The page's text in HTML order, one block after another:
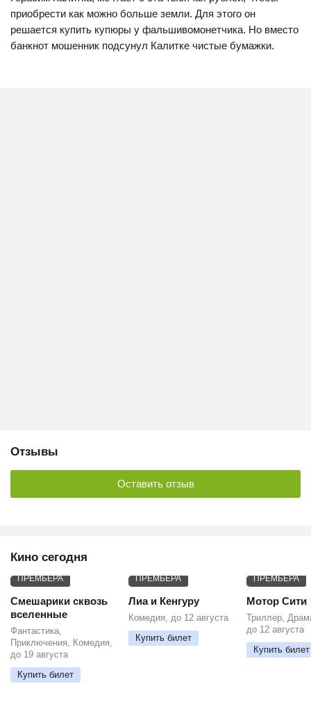
приобрести как можно больше земли. Для этого он
решается купить купюры у фальшивомонетчика. Но вместо
банкнот мошенник подсунул Калитке чистые бумажки.
Отзывы
Оставить отзыв
Кино сегодня
ПРЕМЬЕРА
Смешарики сквозь
вселенные
Фантастика,
Приключения, Комедия,
до 19 августа
Купить билет
ПРЕМЬЕРА
Лиа и Кенгуру
Комедия, до 12 августа
Купить билет
ПРЕМЬЕРА
Мотор Сити
Триллер,
до 12 августа
Купить билет